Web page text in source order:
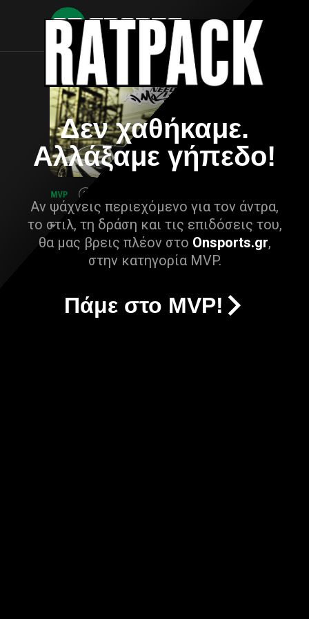
Δεν χαθήκαμε.
Αλλάξαμε γήπεδο!
Αν ψάχνεις περιεχόμενο για τον άντρα,
το στιλ, τη δράση και τις επιδόσεις του,
θα μας βρεις πλέον στο Onsports.gr,
στην κατηγορία MVP.
Πάμε στο MVP!